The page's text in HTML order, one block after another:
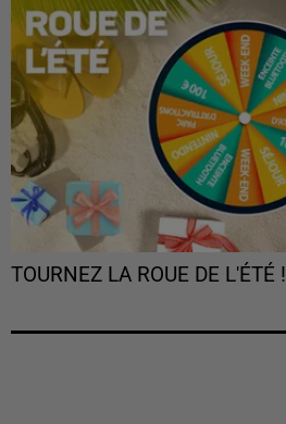
TOURNEZ LA ROUE DE L'ÉTÉ !